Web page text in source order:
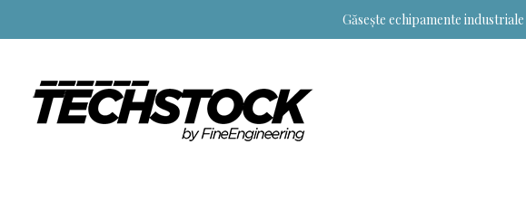
Găsește echipamente